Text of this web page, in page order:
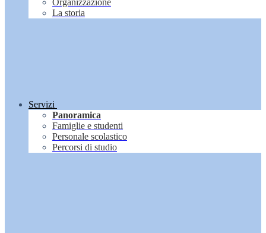
Organizzazione
La storia
Servizi
Panoramica
Famiglie e studenti
Personale scolastico
Percorsi di studio